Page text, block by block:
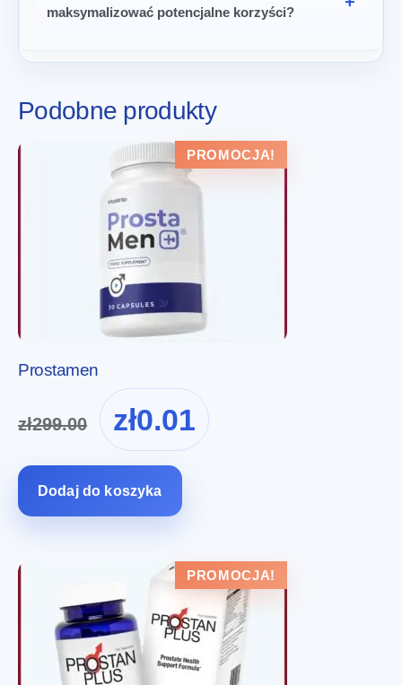
maksymalizować potencjalne korzyści?
Podobne produkty
PROMOCJA!
Prostamen
zł299.00
Pierwotna
cena
wynosiła:
zł0.01
cena
Dodaj do koszyka
PROMOCJA!